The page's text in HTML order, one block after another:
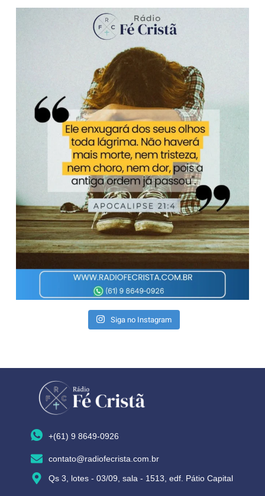
Siga no Instagram
+(61) 9 8649-0926
contato@radiofecrista.com.br
Qs 3, lotes - 03/09, sala - 1513, edf. Pátio Capital